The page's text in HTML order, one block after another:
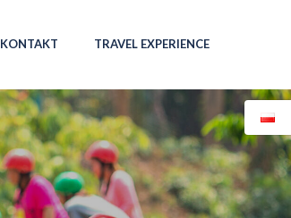
KONTAKT TRAVEL EXPERIENCE